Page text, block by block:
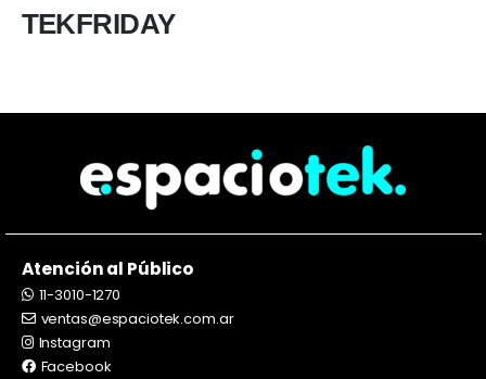
TEKFRIDAY
Atención al Público
11-3010-1270
ventas@espaciotek.com.ar
Instagram
Facebook